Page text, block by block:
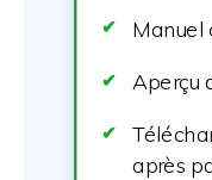
Manuel
Aperçu
après